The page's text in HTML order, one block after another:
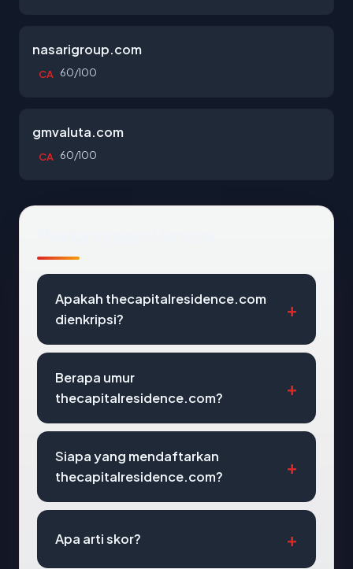
nasarigroup.com
CA 60/100
gmvaluta.com
CA 60/100
Apakah thecapitalresidence.com
dienkripsi?
Berapa umur
thecapitalresidence.com?
Siapa yang mendaftarkan
thecapitalresidence.com?
Apa arti skor?